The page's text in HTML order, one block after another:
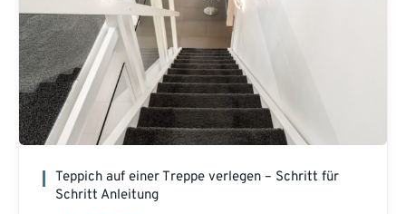
Teppich auf einer Treppe verlegen – Schritt für
Schritt Anleitung